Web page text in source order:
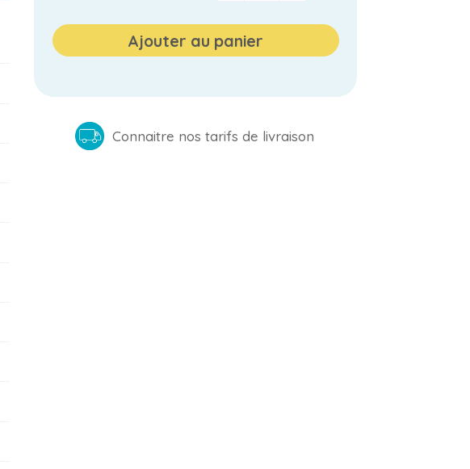
Ajouter au panier
Connaitre nos tarifs de livraison